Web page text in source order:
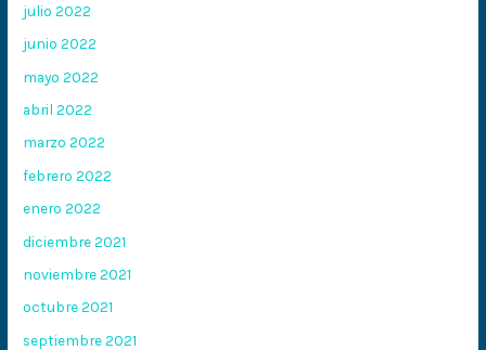
julio 2022
junio 2022
mayo 2022
abril 2022
marzo 2022
febrero 2022
enero 2022
diciembre 2021
noviembre 2021
octubre 2021
septiembre 2021